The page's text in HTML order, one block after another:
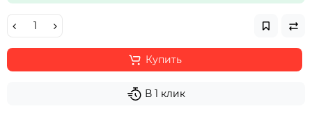
Купить
В 1 клик